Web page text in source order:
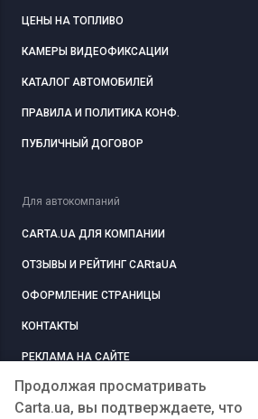
Продолжая просматривать
Carta.ua, вы подтверждаете, что
ЦЕНЫ НА ТОПЛИВО
КАМЕРЫ ВИДЕОФИКСАЦИИ
КАТАЛОГ АВТОМОБИЛЕЙ
ПРАВИЛА И ПОЛИТИКА КОНФ.
ПУБЛИЧНЫЙ ДОГОВОР
Для автокомпаний
CARTA.UA ДЛЯ КОМПАНИИ
ОТЗЫВЫ И РЕЙТИНГ CARtaUA
ОФОРМЛЕНИЕ СТРАНИЦЫ
КОНТАКТЫ
РЕКЛАМА НА САЙТЕ